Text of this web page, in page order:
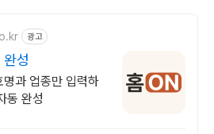
광고
성
과 업종만 입력하
동 완성